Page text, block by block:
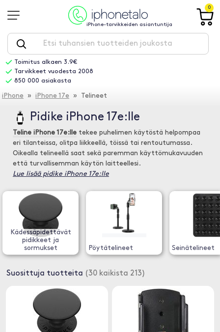
iPhone-tarvikkeiden asiantuntija
0
Toimitus alkaen 3.9€
Tarvikkeet vuodesta 2008
850 000 asiakasta
iPhone » iPhone 17e » Telineet
Pidike iPhone 17e:lle
Teline iPhone 17e:lle tekee puhelimen käytöstä helpompaa
eri tilanteissa, olitpa liikkeellä, töissä tai rentoutumassa.
Oikealla telineellä saat sekä paremman käyttömukavuuden
että turvallisemman käytön laitteellesi.
Lue lisää pidike iPhone 17e:lle
Kädessäpidettävät
pidikkeet ja
sormukset
Pöytätelineet Seinätelineet
Suosittuja tuotteita (30 kaikista 213)